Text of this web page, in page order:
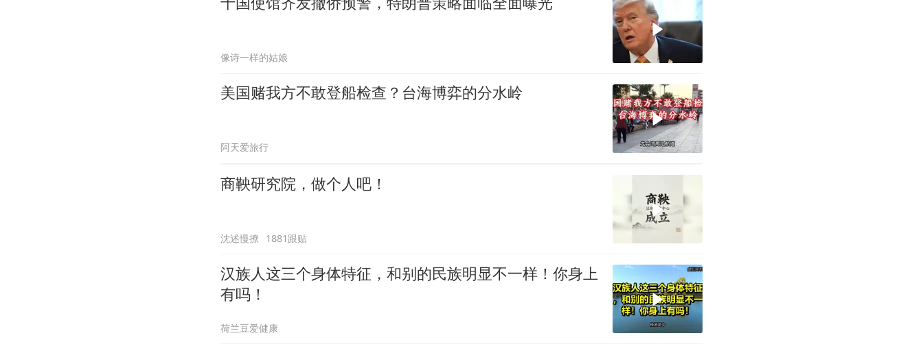
像诗一样的姑娘
美国赌我方不敢登船检查？台海博弈的分水岭
阿天爱旅行
商鞅研究院，做个人吧！
沈述慢撩 1881跟贴
汉族人这三个身体特征，和别的民族明显不一样！你身上
有吗！
荷兰豆爱健康